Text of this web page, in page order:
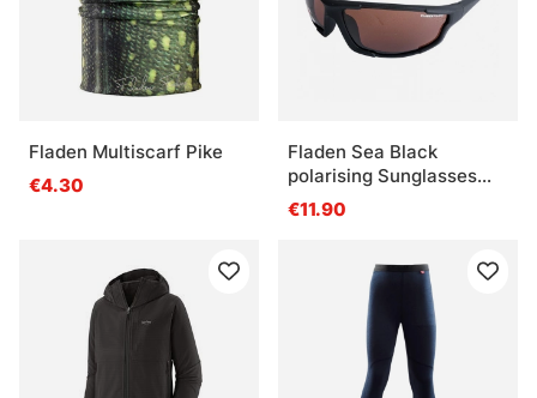
Fladen Multiscarf Pike
€4.30
Fladen Sea Black
polarising Sunglasses
Copper Lins
€11.90